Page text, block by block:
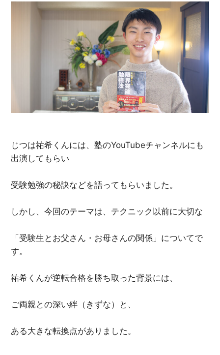
じつは祐希くんには、塾のYouTubeチャンネルにも
出演してもらい
受験勉強の秘訣などを語ってもらいました。
しかし、今回のテーマは、テクニック以前に大切な
「受験生とお父さん・お母さんの関係」についてで
す。
祐希くんが逆転合格を勝ち取った背景には、
ご両親との深い絆（きずな）と、
ある大きな転換点がありました。